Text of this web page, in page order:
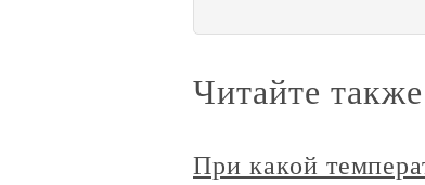
Читайте также
При какой